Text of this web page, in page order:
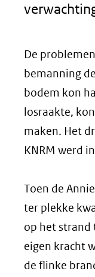
De
bemanning
bodem kon
losraakte,
maken. Het
KNRM werd
Toen de
ter plekke
op het strand
eigen kracht
de flinke